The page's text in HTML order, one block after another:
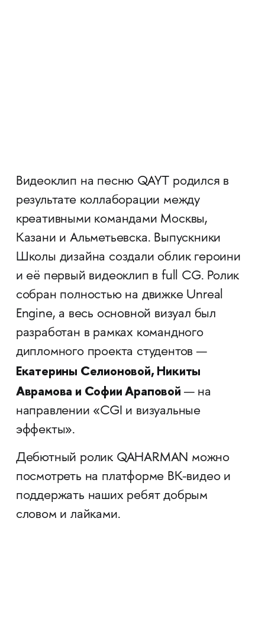
Видеоклип на песню QAYT родился в
результате коллаборации между
креативными командами Москвы,
Казани и Альметьевска. Выпускники
Школы дизайна создали облик героини
и её первый видеоклип в full CG. Ролик
собран полностью на движке Unreal
Engine, а весь основной визуал был
разработан в рамках командного
дипломного проекта студентов —
Екатерины Селионовой, Никиты
Аврамова и Софии Араповой — на
направлении «CGI и визуальные
эффекты».
Дебютный ролик QAHARMAN можно
посмотреть на платформе ВК-видео и
поддержать наших ребят добрым
словом и лайками.